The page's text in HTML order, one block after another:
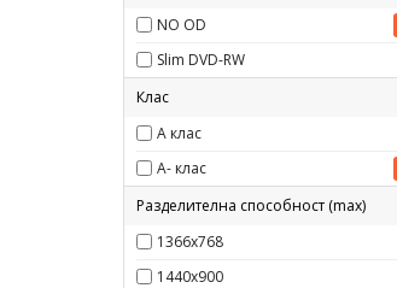
NO OD
Slim DVD-RW
Клас
A клас
A- клас
Разделителна способност (max)
1366x768
1440x900